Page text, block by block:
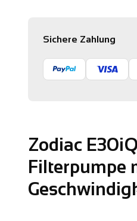
Sichere Zahlung
Zodiac E30iQ
Filterpumpe